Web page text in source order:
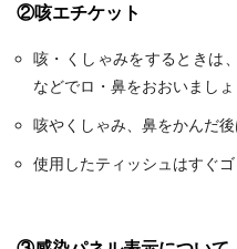
②咳エチケット
咳・くしゃみをするときは
などでロ・鼻をおおいましょ
咳やくしゃみ、鼻をかんだ後
使用したティッシュはすぐゴ